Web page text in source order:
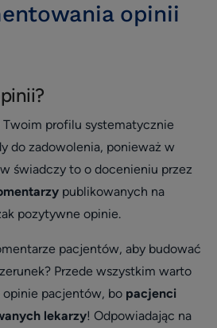
i odwołań
opinii
Twoim profilu systematycznie
do zadowolenia, ponieważ w
świadczy to o docenieniu przez
publikowanych na
pozytywne opinie.
pacjentów, aby budować
Przede wszystkim warto
pacjentów, bo pacjenci
lekarzy! Odpowiadając na